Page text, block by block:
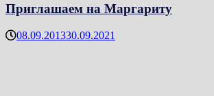
Приглашаем на Маргариту
08.09.201330.09.2021